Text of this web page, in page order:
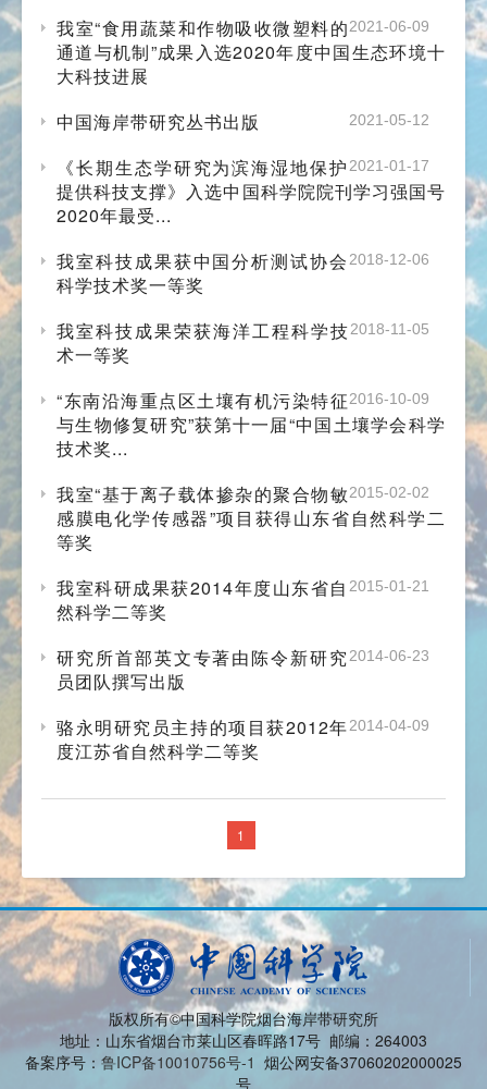
2021-06-09
我室“食用蔬菜和作物吸收微塑料的
通道与机制”成果入选2020年度中国生态环境十
大科技进展
2021-05-12
中国海岸带研究丛书出版
2021-01-17
《长期生态学研究为滨海湿地保护
提供科技支撑》入选中国科学院院刊学习强国号
2020年最受...
2018-12-06
我室科技成果获中国分析测试协会
科学技术奖一等奖
2018-11-05
我室科技成果荣获海洋工程科学技
术一等奖
2016-10-09
“东南沿海重点区土壤有机污染特征
与生物修复研究”获第十一届“中国土壤学会科学
技术奖...
2015-02-02
我室“基于离子载体掺杂的聚合物敏
感膜电化学传感器”项目获得山东省自然科学二
等奖
2015-01-21
我室科研成果获2014年度山东省自
然科学二等奖
2014-06-23
研究所首部英文专著由陈令新研究
员团队撰写出版
2014-04-09
骆永明研究员主持的项目获2012年
度江苏省自然科学二等奖
1
版权所有©中国科学院烟台海岸带研究所
地址：山东省烟台市莱山区春晖路17号 邮编：264003
备案序号： 鲁ICP备10010756号-1 烟公网安备37060202000025
号